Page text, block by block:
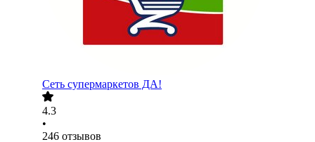
Сеть супермаркетов ДА!
4.3
•
246 отзывов